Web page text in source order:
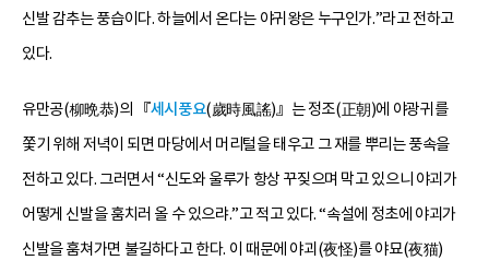
신발 감추는 풍습이다. 하늘에서 온다는 야귀왕은 누구인가.”라고 전하고
있다.
유만공(柳晩恭)의 『세시풍요(歲時風謠)』는 정조(正朝)에 야광귀를
쫓기 위해 저녁이 되면 마당에서 머리털을 태우고 그 재를 뿌리는 풍속을
전하고 있다. 그러면서 “신도와 울루가 항상 꾸짖으며 막고 있으니 야괴가
어떻게 신발을 훔치러 올 수 있으랴.”고 적고 있다. “속설에 정초에 야괴가
신발을 훔쳐가면 불길하다고 한다. 이 때문에 야괴(夜怪)를 야묘(夜猫)